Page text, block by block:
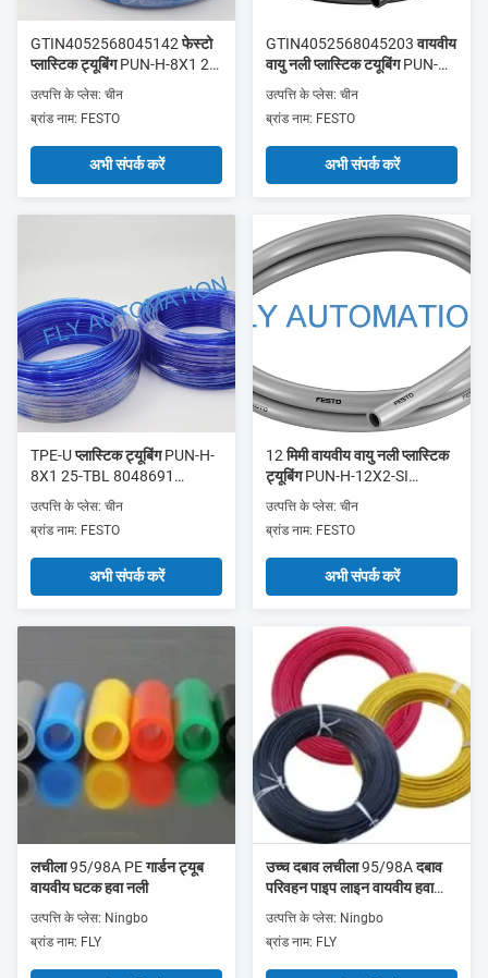
GTIN4052568045142 फेस्टो
प्लास्टिक ट्यूबिंग PUN-H-8X1 25-
BL 197385
उत्पत्ति के प्लेस: चीन
ब्रांड नाम: FESTO
अभी संपर्क करें
GTIN4052568045203 वायवीय
वायु नली प्लास्टिक टयूबिंग PUN-H-
6X1-SW 197391
उत्पत्ति के प्लेस: चीन
ब्रांड नाम: FESTO
अभी संपर्क करें
TPE-U प्लास्टिक ट्यूबिंग PUN-H-
8X1 25-TBL 8048691
GTIN4052568288419
उत्पत्ति के प्लेस: चीन
ब्रांड नाम: FESTO
अभी संपर्क करें
12 मिमी वायवीय वायु नली प्लास्टिक
ट्यूबिंग PUN-H-12X2-SI
558282
उत्पत्ति के प्लेस: चीन
ब्रांड नाम: FESTO
अभी संपर्क करें
लचीला 95/98A PE गार्डन ट्यूब
वायवीय घटक हवा नली
उत्पत्ति के प्लेस: Ningbo
ब्रांड नाम: FLY
उच्च दबाव लचीला 95/98A दबाव
परिवहन पाइप लाइन वायवीय हवा
नली
उत्पत्ति के प्लेस: Ningbo
ब्रांड नाम: FLY